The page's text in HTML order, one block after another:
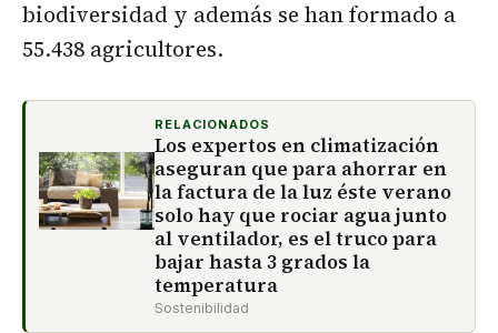
biodiversidad y además se han formado a
55.438 agricultores.
RELACIONADOS
Los expertos en climatización
aseguran que para ahorrar en
la factura de la luz éste verano
solo hay que rociar agua junto
al ventilador, es el truco para
bajar hasta 3 grados la
temperatura
Sostenibilidad